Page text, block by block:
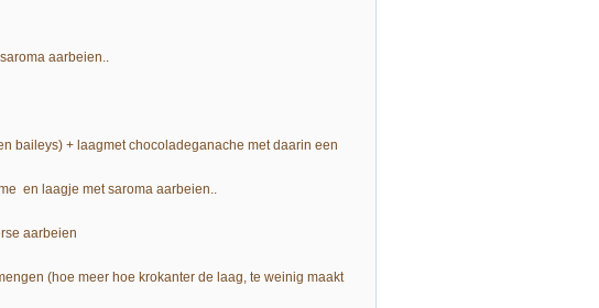
aarbeien..
baileys) + laagmet chocoladeganache met daarin een
en laagje met saroma aarbeien..
aarbeien
(hoe meer hoe krokanter de laag, te weinig maakt